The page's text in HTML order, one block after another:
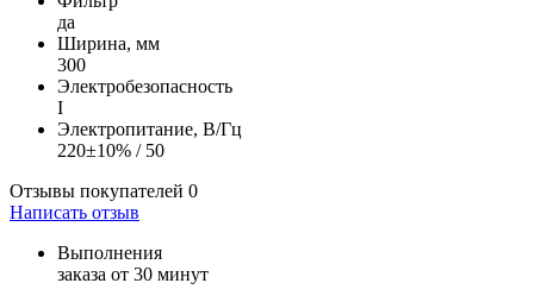
да
Ширина, мм
300
Электробезопасность
I
Электропитание, В/Гц
220±10% / 50
Отзывы покупателей 0
Написать отзыв
Выполнения
заказа от 30 минут